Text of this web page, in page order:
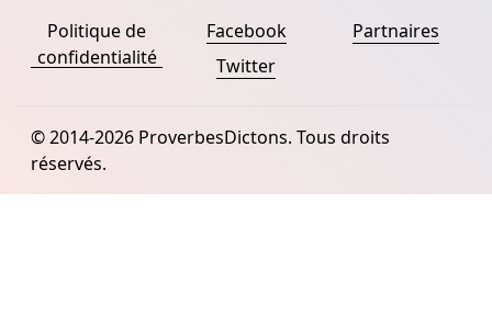
Politique de
confidentialité
Facebook
Twitter
Partnaires
© 2014-2026 ProverbesDictons. Tous droits
réservés.